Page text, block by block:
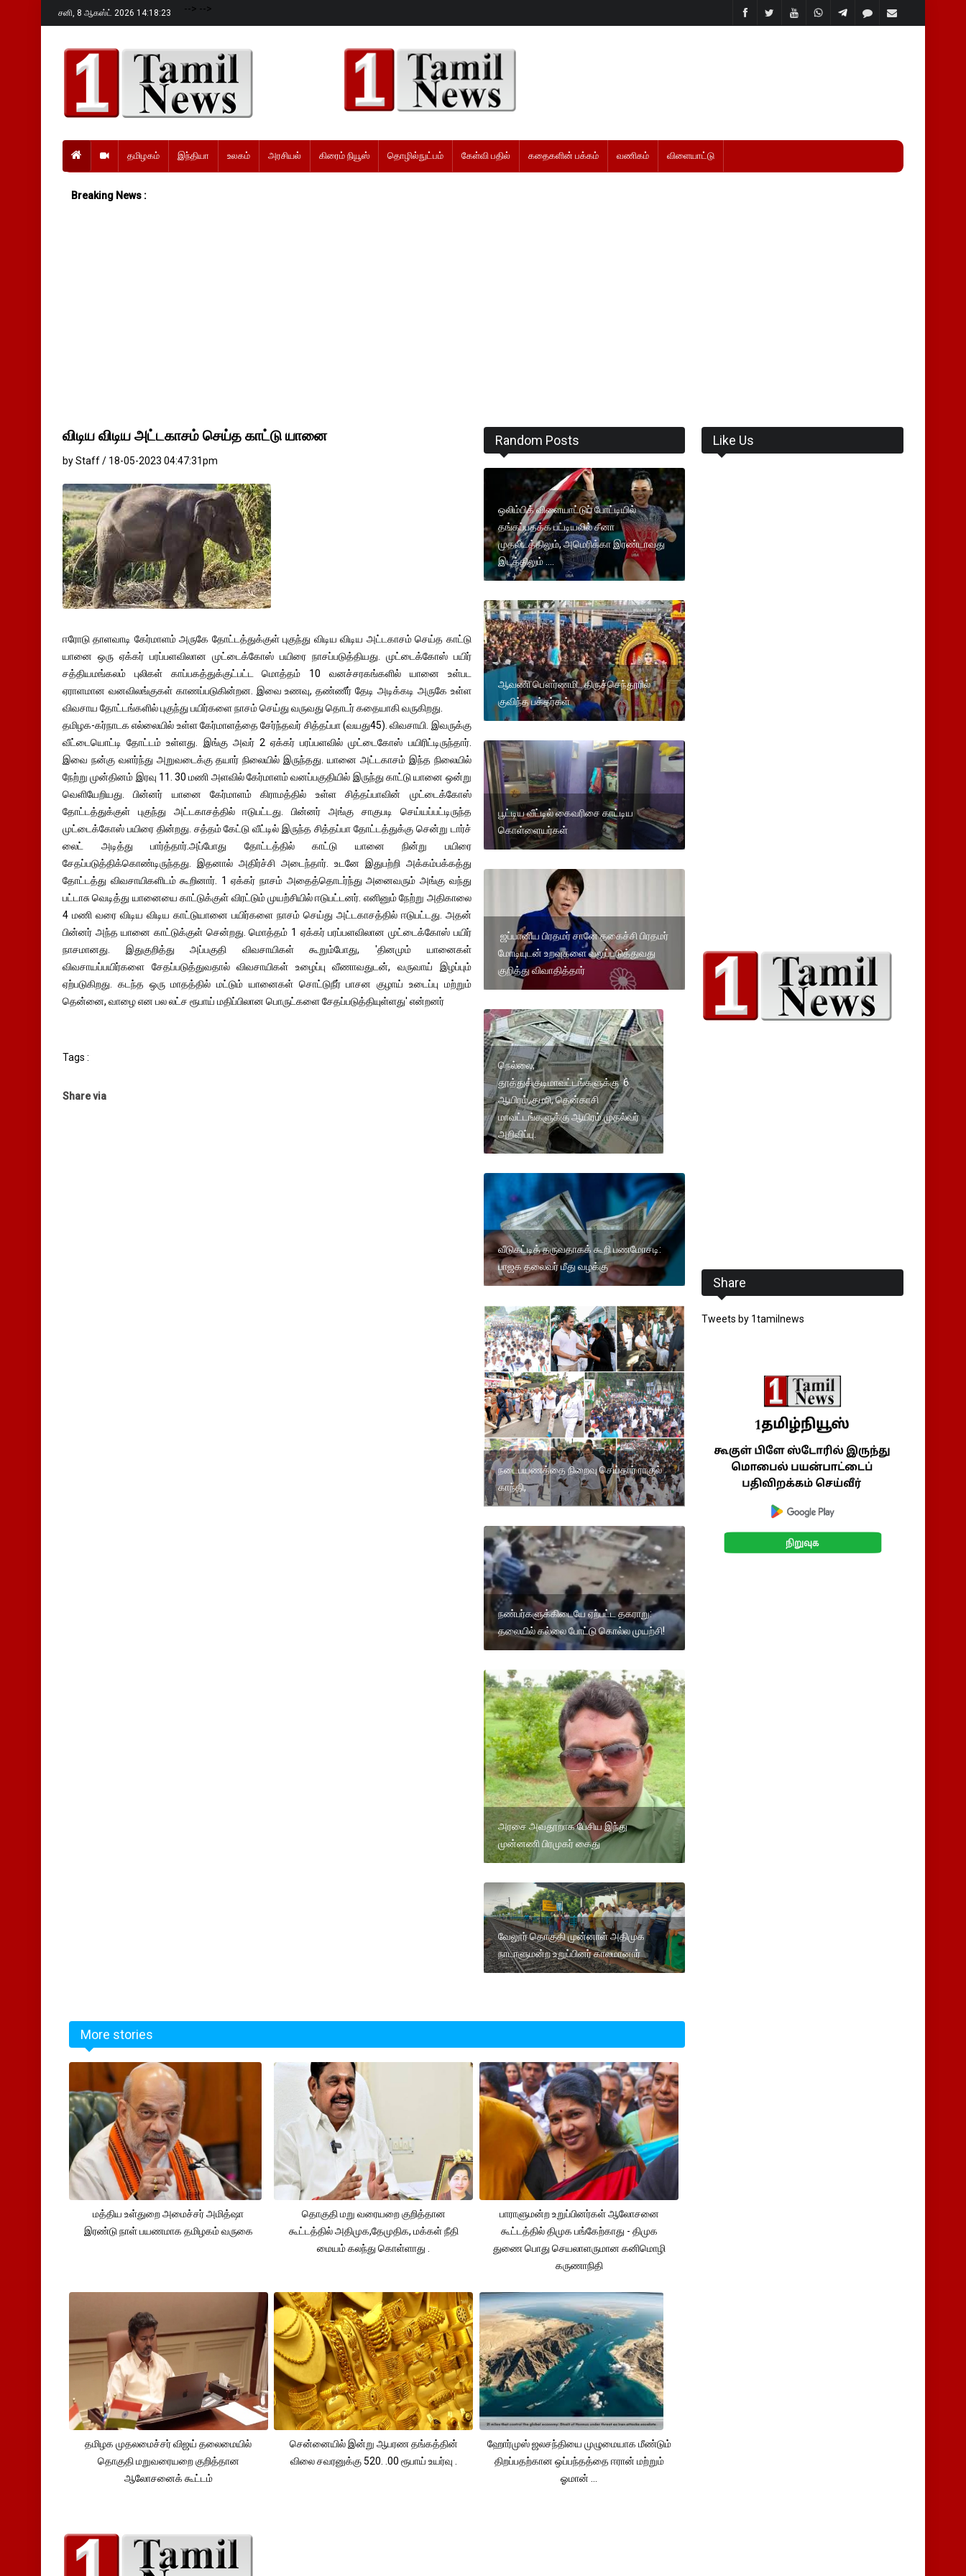
சனி, 8 ஆகஸ்ட் 2026 14:18:25 --> -->
தமிழகம் இந்தியா உலகம் அரசியல் கிரைம் நியூஸ் தொழில்நுட்பம் கேள்வி பதில் கதைகளின் பக்கம் வணிகம் விளையாட்டு
Breaking News :
விடிய விடிய அட்டகாசம் செய்த காட்டு யானை
by Staff / 18-05-2023 04:47:31pm
ஈரோடு தாளவாடி கேர்மாளம் அருகே தோட்டத்துக்குள் புகுந்து விடிய விடிய அட்டகாசம் செய்த காட்டு
யானை ஒரு ஏக்கர் பரப்பளவிலான முட்டைக்கோஸ் பயிரை நாசப்படுத்தியது. முட்டைக்கோஸ் பயிர்
சத்தியமங்கலம் புலிகள் காப்பகத்துக்குட்பட்ட மொத்தம் 10 வனச்சரகங்களில் யானை உள்பட
ஏராளமான வனவிலங்குகள் காணப்படுகின்றன. இவை உணவு, தண்ணீர் தேடி அடிக்கடி அருகே உள்ள
விவசாய தோட்டங்களில் புகுந்து பயிர்களை நாசம் செய்து வருவது தொடர் கதையாகி வருகிறது.
தமிழக-கர்நாடக எல்லையில் உள்ள கேர்மாளத்தை சேர்ந்தவர் சித்தப்பா (வயது45). விவசாயி. இவருக்கு
வீட்டையொட்டி தோட்டம் உள்ளது. இங்கு அவர் 2 ஏக்கர் பரப்பளவில் முட்டைகோஸ் பயிரிட்டிருந்தார்.
இவை நன்கு வளர்ந்து அறுவடைக்கு தயார் நிலையில் இருந்தது. யானை அட்டகாசம் இந்த நிலையில்
நேற்று முன்தினம் இரவு 11. 30 மணி அளவில் கேர்மாளம் வனப்பகுதியில் இருந்து காட்டு யானை ஒன்று
வெளியேறியது. பின்னர் யானை கேர்மாளம் கிராமத்தில் உள்ள சித்தப்பாவின் முட்டைக்கோஸ்
தோட்டத்துக்குள் புகுந்து அட்டகாசத்தில் ஈடுபட்டது. பின்னர் அங்கு சாகுபடி செய்யப்பட்டிருந்த
முட்டைக்கோஸ் பயிரை தின்றது. சத்தம் கேட்டு வீட்டில் இருந்த சித்தப்பா தோட்டத்துக்கு சென்று டார்ச்
லைட் அடித்து பார்த்தார்.அப்போது தோட்டத்தில் காட்டு யானை நின்று பயிரை
சேதப்படுத்திக்கொண்டிருந்தது. இதனால் அதிர்ச்சி அடைந்தார். உடனே இதுபற்றி அக்கம்பக்கத்து
தோட்டத்து விவசாயிகளிடம் கூறினார். 1 ஏக்கர் நாசம் அதைத்தொடர்ந்து அனைவரும் அங்கு வந்து
பட்டாசு வெடித்து யானையை காட்டுக்குள் விரட்டும் முயற்சியில் ஈடுபட்டனர். எனினும் நேற்று அதிகாலை
4 மணி வரை விடிய விடிய காட்டுயானை பயிர்களை நாசம் செய்து அட்டகாசத்தில் ஈடுபட்டது. அதன்
பின்னர் அந்த யானை காட்டுக்குள் சென்றது. மொத்தம் 1 ஏக்கர் பரப்பளவிலான முட்டைக்கோஸ் பயிர்
நாசமானது. இதுகுறித்து அப்பகுதி விவசாயிகள் கூறும்போது, 'தினமும் யானைகள்
விவசாயப்பயிர்களை சேதப்படுத்துவதால் விவசாயிகள் உழைப்பு வீணாவதுடன், வருவாய் இழப்பும்
ஏற்படுகிறது. கடந்த ஒரு மாதத்தில் மட்டும் யானைகள் சொட்டுநீர் பாசன குழாய் உடைப்பு மற்றும்
தென்னை, வாழை என பல லட்ச ரூபாய் மதிப்பிலான பொருட்களை சேதப்படுத்தியுள்ளது' என்றனர்
Tags :
Share via
Random Posts
ஒலிம்பிக் விளையாட்டுப் போட்டியில்
தங்கப்பதக்க பட்டியலில் சீனா
முதலிடத்திலும், அமெரிக்கா இரண்டாவது
இடத்திலும் ....
ஆவணி பௌர்ணமி.. திருச்செந்தூரில்
குவிந்த பக்தர்கள்
பூட்டிய வீட்டில் கைவரிசை காட்டிய
கொள்ளையர்கள்
ஜப்பானிய பிரதமர் சானே தகைச்சி பிரதமர்
மோடியுடன் உறவுகளை வலுப்படுத்துவது
குறித்து விவாதித்தார்
நெல்லை,
தூத்துக்குடிமாவட்டங்களுக்கு 6
ஆயிரம்,குமரி, தென்காசி
மாவட்டங்களுக்கு ஆயிரம்.முதல்வர்
அறிவிப்பு.
வீடுகட்டித் தருவதாகக் கூறி பணமோசடி:
பாஜக தலைவர் மீது வழக்கு
நடைபயணத்தை நிறைவு செய்தார் ராகுல்
காந்தி,
நண்பர்களுக்கிடையே ஏற்பட்ட தகராறு:
தலையில் கல்லை போட்டு கொல்ல முயற்சி!
அரசை அவதூறாக பேசிய இந்து
முன்னணி பிரமுகர் கைது
வேலூர் தொகுதி முன்னாள் அதிமுக
நாடாளுமன்ற உறுப்பினர் காலமானார்
More stories
மத்திய உள்துறை அமைச்சர் அமித்ஷா
இரண்டு நாள் பயணமாக தமிழகம் வருகை
தொகுதி மறு வரையறை குறித்தான
கூட்டத்தில் அதிமுக,தேமுதிக, மக்கள் நீதி
மையம் கலந்து கொள்ளாது .
பாராளுமன்ற உறுப்பினர்கள் ஆலோசனை
கூட்டத்தில் திமுக பங்கேற்காது - திமுக
துணை பொது செயலாளருமான கனிமொழி
கருணாநிதி
தமிழக முதலமைச்சர் விஜய் தலைமையில்
தொகுதி மறுவரையறை குறித்தான
ஆலோசனைக் கூட்டம்
சென்னையில் இன்று ஆபரண தங்கத்தின்
விலை சவரனுக்கு 520. .00 ரூபாய் உயர்வு .
ஹோர்முஸ் ஜலசந்தியை முழுமையாக மீண்டும்
திறப்பதற்கான ஒப்பந்தத்தை ஈரான் மற்றும்
ஓமான் ...
Like Us
Share
Tweets by 1tamilnews